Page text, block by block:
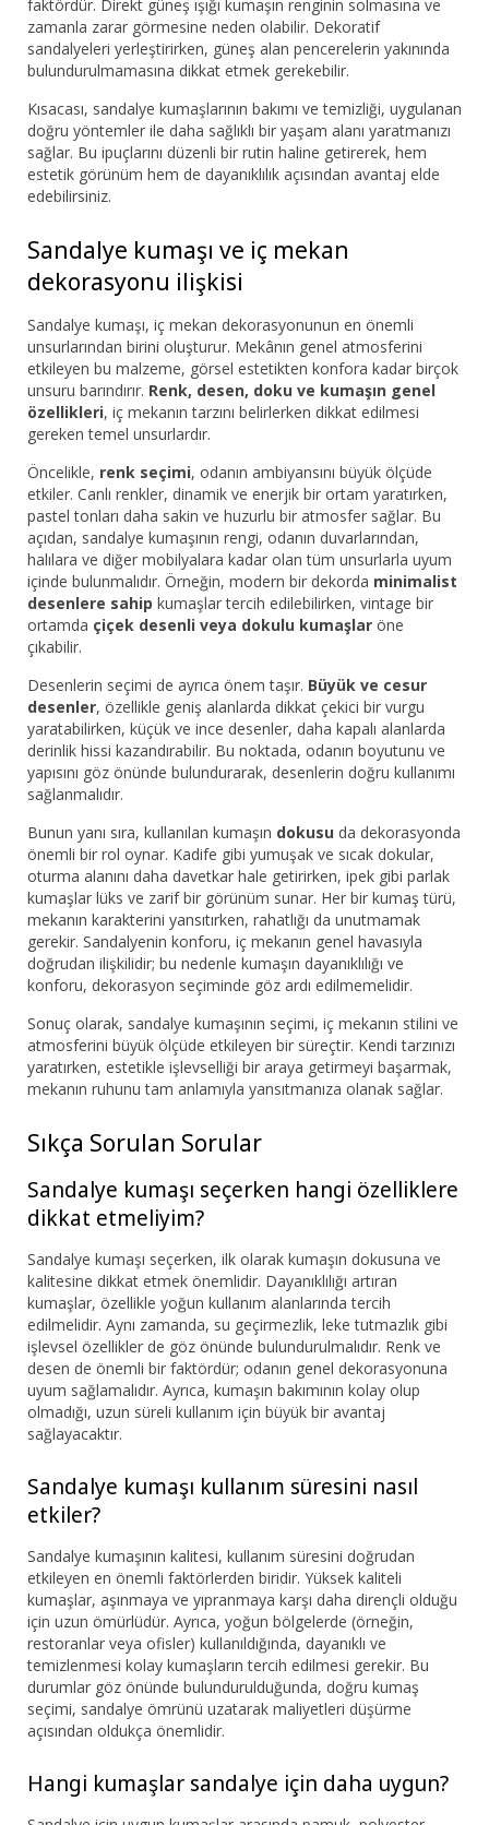
faktördür. Direkt güneş ışığı kumaşın renginin solmasına ve
zamanla zarar görmesine neden olabilir. Dekoratif
sandalyeleri yerleştirirken, güneş alan pencerelerin yakınında
bulundurulmamasına dikkat etmek gerekebilir.
Kısacası, sandalye kumaşlarının bakımı ve temizliği, uygulanan
doğru yöntemler ile daha sağlıklı bir yaşam alanı yaratmanızı
sağlar. Bu ipuçlarını düzenli bir rutin haline getirerek, hem
estetik görünüm hem de dayanıklılık açısından avantaj elde
edebilirsiniz.
Sandalye kumaşı ve iç mekan
dekorasyonu ilişkisi
Sandalye kumaşı, iç mekan dekorasyonunun en önemli
unsurlarından birini oluşturur. Mekânın genel atmosferini
etkileyen bu malzeme, görsel estetikten konfora kadar birçok
unsuru barındırır. Renk, desen, doku ve kumaşın genel
özellikleri, iç mekanın tarzını belirlerken dikkat edilmesi
gereken temel unsurlardır.
Öncelikle, renk seçimi, odanın ambiyansını büyük ölçüde
etkiler. Canlı renkler, dinamik ve enerjik bir ortam yaratırken,
pastel tonları daha sakin ve huzurlu bir atmosfer sağlar. Bu
açıdan, sandalye kumaşının rengi, odanın duvarlarından,
halılara ve diğer mobilyalara kadar olan tüm unsurlarla uyum
içinde bulunmalıdır. Örneğin, modern bir dekorda minimalist
desenlere sahip kumaşlar tercih edilebilirken, vintage bir
ortamda çiçek desenli veya dokulu kumaşlar öne
çıkabilir.
Desenlerin seçimi de ayrıca önem taşır. Büyük ve cesur
desenler, özellikle geniş alanlarda dikkat çekici bir vurgu
yaratabilirken, küçük ve ince desenler, daha kapalı alanlarda
derinlik hissi kazandırabilir. Bu noktada, odanın boyutunu ve
yapısını göz önünde bulundurarak, desenlerin doğru kullanımı
sağlanmalıdır.
Bunun yanı sıra, kullanılan kumaşın dokusu da dekorasyonda
önemli bir rol oynar. Kadife gibi yumuşak ve sıcak dokular,
oturma alanını daha davetkar hale getirirken, ipek gibi parlak
kumaşlar lüks ve zarif bir görünüm sunar. Her bir kumaş türü,
mekanın karakterini yansıtırken, rahatlığı da unutmamak
gerekir. Sandalyenin konforu, iç mekanın genel havasıyla
doğrudan ilişkilidir; bu nedenle kumaşın dayanıklılığı ve
konforu, dekorasyon seçiminde göz ardı edilmemelidir.
Sonuç olarak, sandalye kumaşının seçimi, iç mekanın stilini ve
atmosferini büyük ölçüde etkileyen bir süreçtir. Kendi tarzınızı
yaratırken, estetikle işlevselliği bir araya getirmeyi başarmak,
mekanın ruhunu tam anlamıyla yansıtmanıza olanak sağlar.
Sıkça Sorulan Sorular
Sandalye kumaşı seçerken hangi özelliklere
dikkat etmeliyim?
Sandalye kumaşı seçerken, ilk olarak kumaşın dokusuna ve
kalitesine dikkat etmek önemlidir. Dayanıklılığı artıran
kumaşlar, özellikle yoğun kullanım alanlarında tercih
edilmelidir. Aynı zamanda, su geçirmezlik, leke tutmazlık gibi
işlevsel özellikler de göz önünde bulundurulmalıdır. Renk ve
desen de önemli bir faktördür; odanın genel dekorasyonuna
uyum sağlamalıdır. Ayrıca, kumaşın bakımının kolay olup
olmadığı, uzun süreli kullanım için büyük bir avantaj
sağlayacaktır.
Sandalye kumaşı kullanım süresini nasıl
etkiler?
Sandalye kumaşının kalitesi, kullanım süresini doğrudan
etkileyen en önemli faktörlerden biridir. Yüksek kaliteli
kumaşlar, aşınmaya ve yıpranmaya karşı daha dirençli olduğu
için uzun ömürlüdür. Ayrıca, yoğun bölgelerde (örneğin,
restoranlar veya ofisler) kullanıldığında, dayanıklı ve
temizlenmesi kolay kumaşların tercih edilmesi gerekir. Bu
durumlar göz önünde bulundurulduğunda, doğru kumaş
seçimi, sandalye ömrünü uzatarak maliyetleri düşürme
açısından oldukça önemlidir.
Hangi kumaşlar sandalye için daha uygun?